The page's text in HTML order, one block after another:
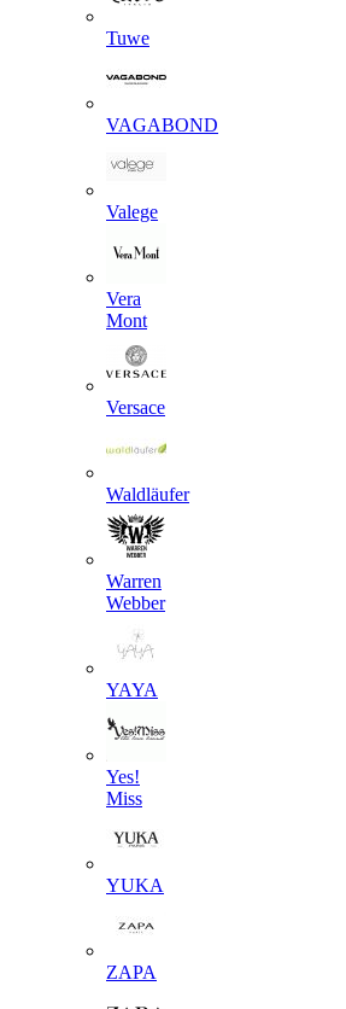
Tuwe
VAGABOND
Valege
Vera
Mont
Versace
Waldläufer
Warren
Webber
YAYA
Yes!
Miss
YUKA
ZAPA